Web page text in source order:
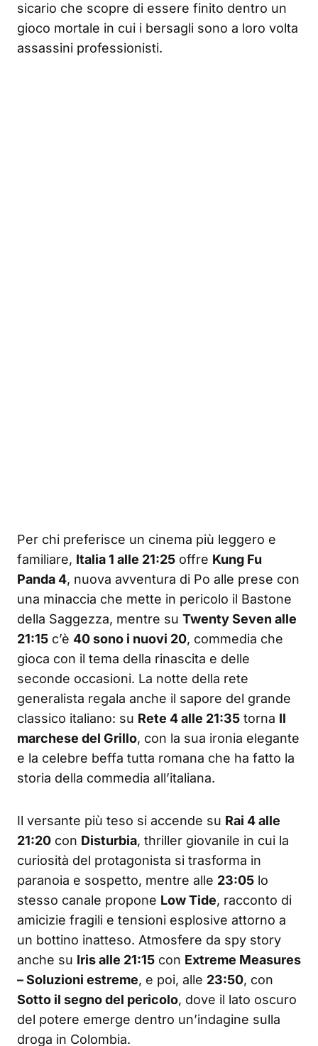
sicario che scopre di essere finito dentro un
gioco mortale in cui i bersagli sono a loro volta
assassini professionisti.
Per chi preferisce un cinema più leggero e
familiare, Italia 1 alle 21:25 offre Kung Fu
Panda 4, nuova avventura di Po alle prese con
una minaccia che mette in pericolo il Bastone
della Saggezza, mentre su Twenty Seven alle
21:15 c’è 40 sono i nuovi 20, commedia che
gioca con il tema della rinascita e delle
seconde occasioni. La notte della rete
generalista regala anche il sapore del grande
classico italiano: su Rete 4 alle 21:35 torna Il
marchese del Grillo, con la sua ironia elegante
e la celebre beffa tutta romana che ha fatto la
storia della commedia all’italiana.
Il versante più teso si accende su Rai 4 alle
21:20 con Disturbia, thriller giovanile in cui la
curiosità del protagonista si trasforma in
paranoia e sospetto, mentre alle 23:05 lo
stesso canale propone Low Tide, racconto di
amicizie fragili e tensioni esplosive attorno a
un bottino inatteso. Atmosfere da spy story
anche su Iris alle 21:15 con Extreme Measures
– Soluzioni estreme, e poi, alle 23:50, con
Sotto il segno del pericolo, dove il lato oscuro
del potere emerge dentro un’indagine sulla
droga in Colombia.